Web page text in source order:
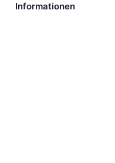
Informationen